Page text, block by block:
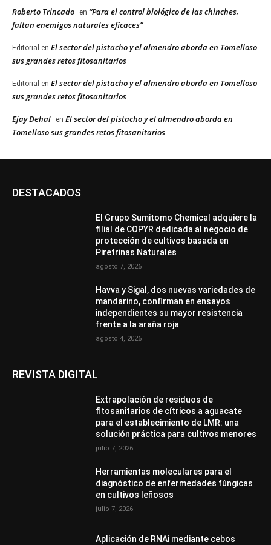
Roberto Trincado en “Para el control biológico de las chinches,
faltan enemigos naturales eficaces”
Editorial en El sector del pistacho y el almendro aborda en Tomelloso
sus grandes retos fitosanitarios
Editorial en El sector del pistacho y el almendro aborda en Tomelloso
sus grandes retos fitosanitarios
Ejay Dehal en El sector del pistacho y el almendro aborda en
Tomelloso sus grandes retos fitosanitarios
DESTACADOS
El Grupo Sumitomo Chemical adquiere la
filial de COPYR dedicada al negocio de
protección de cultivos basada en
Piretrinas Naturales
agosto 7, 2026
Havva y Sigal, dos nuevas variedades de
mandarino, confirman en ensayos
independientes su mayor resistencia
frente a la araña roja
agosto 4, 2026
REVISTA DIGITAL
Extrapolación de residuos de
fitosanitarios de cítricos a aguacate
para el establecimiento de LMR: una
solución práctica para cultivos menores
julio 7, 2026
Herramientas moleculares para el
diagnóstico de enfermedades fúngicas
en cultivos leñosos
julio 7, 2026
Aplicación de RNAi mediante cebos